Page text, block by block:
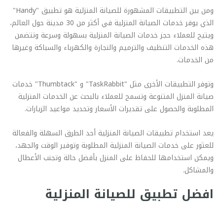
ومن بين التطبيقات المشهورة للصيانة المنزلية هو تطبيق "Handy"
الذي يوفر خدمات الصيانة المنزلية في أكثر من 30 مدينة حول العالم،
ويتيح للعملاء حجز خدمات الصيانة المنزلية بسهولة وسرعة وتتضمن
هذه الخدمات التنظيف والترميم والنجارة والكهرباء والسباكة وغيرها
من الخدمات.
وتوفر التطبيقات الأخرى مثل "TaskRabbit" و "Thumbtack" خدمات
صيانة المنزل المتنوعة وتسمح للعملاء بالبحث عن الخدمات المنزلية
المطلوبة والحصول على تقديرات الأسعار وتحديد مواعيد الزيارات.
يعد استخدام تطبيقات الصيانة المنزلية أحد الطرق السهلة والفعالة
للعثور على خدمات الصيانة المنزلية المطلوبة وتوفير الوقت والجهد،
ويمكن استخدامها للحفاظ على المنزل بأفضل حالة وتجنب الأعطال
والمشاكل.
افضل تطبيق للصيانة المنزلية